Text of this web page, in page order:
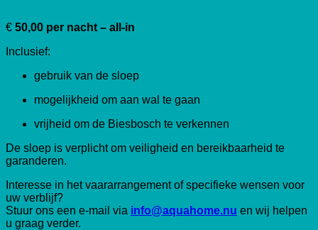
€ 50,00 per nacht – all-in
Inclusief:
gebruik van de sloep
mogelijkheid om aan wal te gaan
vrijheid om de Biesbosch te verkennen
De sloep is verplicht om veiligheid en bereikbaarheid te
garanderen.
Interesse in het vaararrangement of specifieke wensen voor
uw verblijf?
Stuur ons een e-mail via info@aquahome.nu en wij helpen
u graag verder.